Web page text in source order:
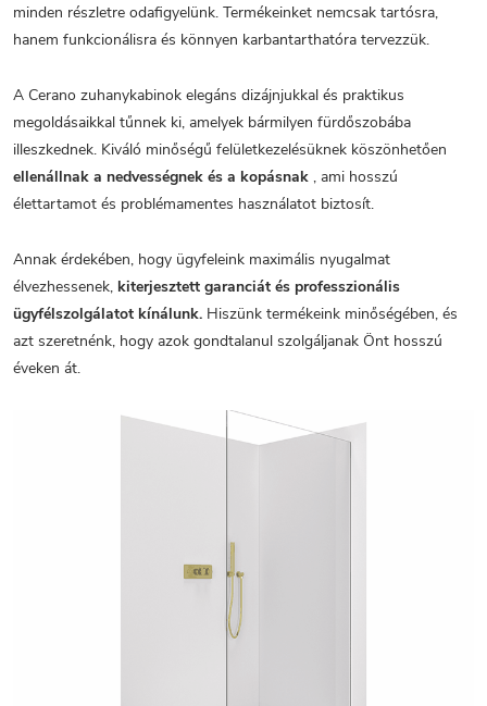
minden részletre odafigyelünk. Termékeinket nemcsak tartósra,
hanem funkcionálisra és könnyen karbantarthatóra tervezzük.
A Cerano zuhanykabinok elegáns dizájnjukkal és praktikus
megoldásaikkal tűnnek ki, amelyek bármilyen fürdőszobába
illeszkednek. Kiváló minőségű felületkezelésüknek köszönhetően
ellenállnak a nedvességnek és a kopásnak , ami hosszú
élettartamot és problémamentes használatot biztosít.
Annak érdekében, hogy ügyfeleink maximális nyugalmat
élvezhessenek, kiterjesztett garanciát és professzionális
ügyfélszolgálatot kínálunk. Hiszünk termékeink minőségében, és
azt szeretnénk, hogy azok gondtalanul szolgáljanak Önt hosszú
éveken át.